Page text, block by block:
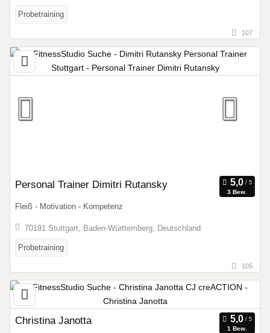
Probetraining
107
Personal Trainer Dimitri Rutansky
3 Bew.
Fleiß - Motivation - Kompetenz
70191 Stuttgart, Baden-Württemberg, Deutschland
Probetraining
105
Christina Janotta
1 Bew.